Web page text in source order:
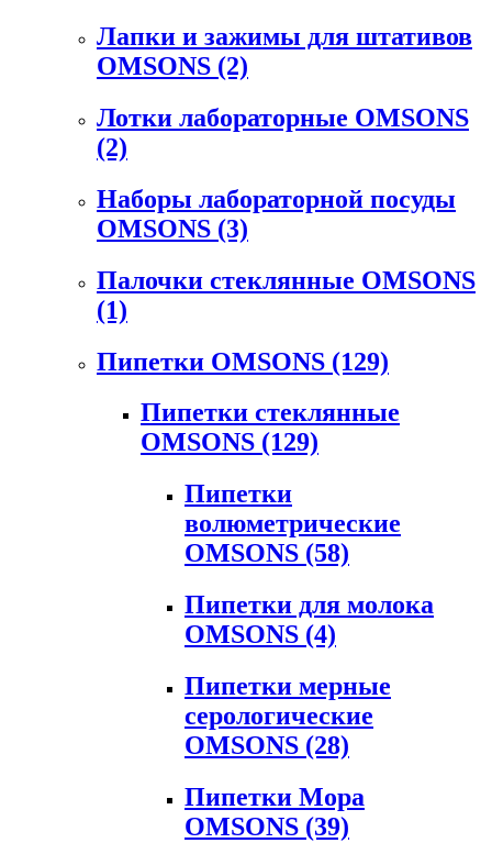
Лапки и зажимы для штативов
OMSONS (2)
Лотки лабораторные OMSONS
(2)
Наборы лабораторной посуды
OMSONS (3)
Палочки стеклянные OMSONS
(1)
Пипетки OMSONS (129)
Пипетки стеклянные
OMSONS (129)
Пипетки
волюметрические
OMSONS (58)
Пипетки для молока
OMSONS (4)
Пипетки мерные
серологические
OMSONS (28)
Пипетки Мора
OMSONS (39)